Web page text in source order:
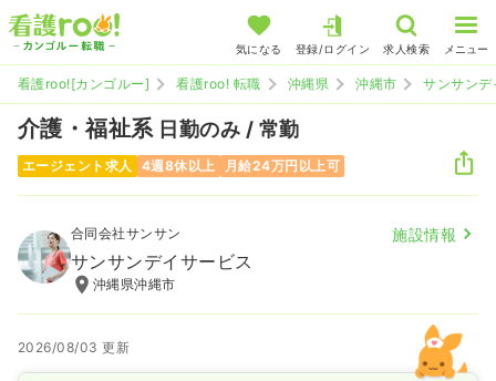
気になる 登録/ログイン 求人検索 メニュー
看護roo![カンゴルー] 看護roo! 転職 沖縄県 沖縄市 サンサン
介護・福祉系 日勤のみ / 常勤
エージェント求人 4週8休以上 月給24万円以上可
合同会社サンサン 施設情報
サンサンデイサービス
沖縄県沖縄市
2026/08/03 更新